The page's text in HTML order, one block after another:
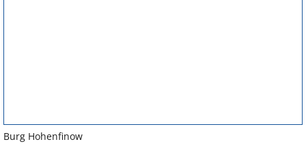
Burg Hohenfinow